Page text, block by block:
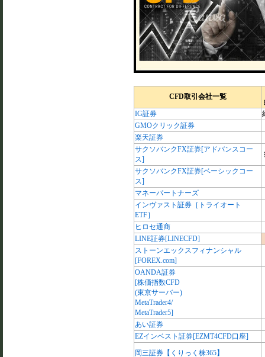
CFD取引会社一覧
IG証券
GMOクリック証券
楽天証券
サクソバンクFX証券[アドバンスコー
ス]
サクソバンクFX証券[ベーシックコー
ス]
マネーパートナーズ
インヴァスト証券［トライオート
ETF］
ヒロセ通商
LINE証券[LINECFD]
ストーンエックスフィナンシャル
[FOREX.com]
OANDA証券
[株価指数CFD
(東京サーバー)
MetaTrader4/
MetaTrader5]
あい証券
EZインベスト証券[EZMT4CFD口座]
岡三証券【くりっく株365】